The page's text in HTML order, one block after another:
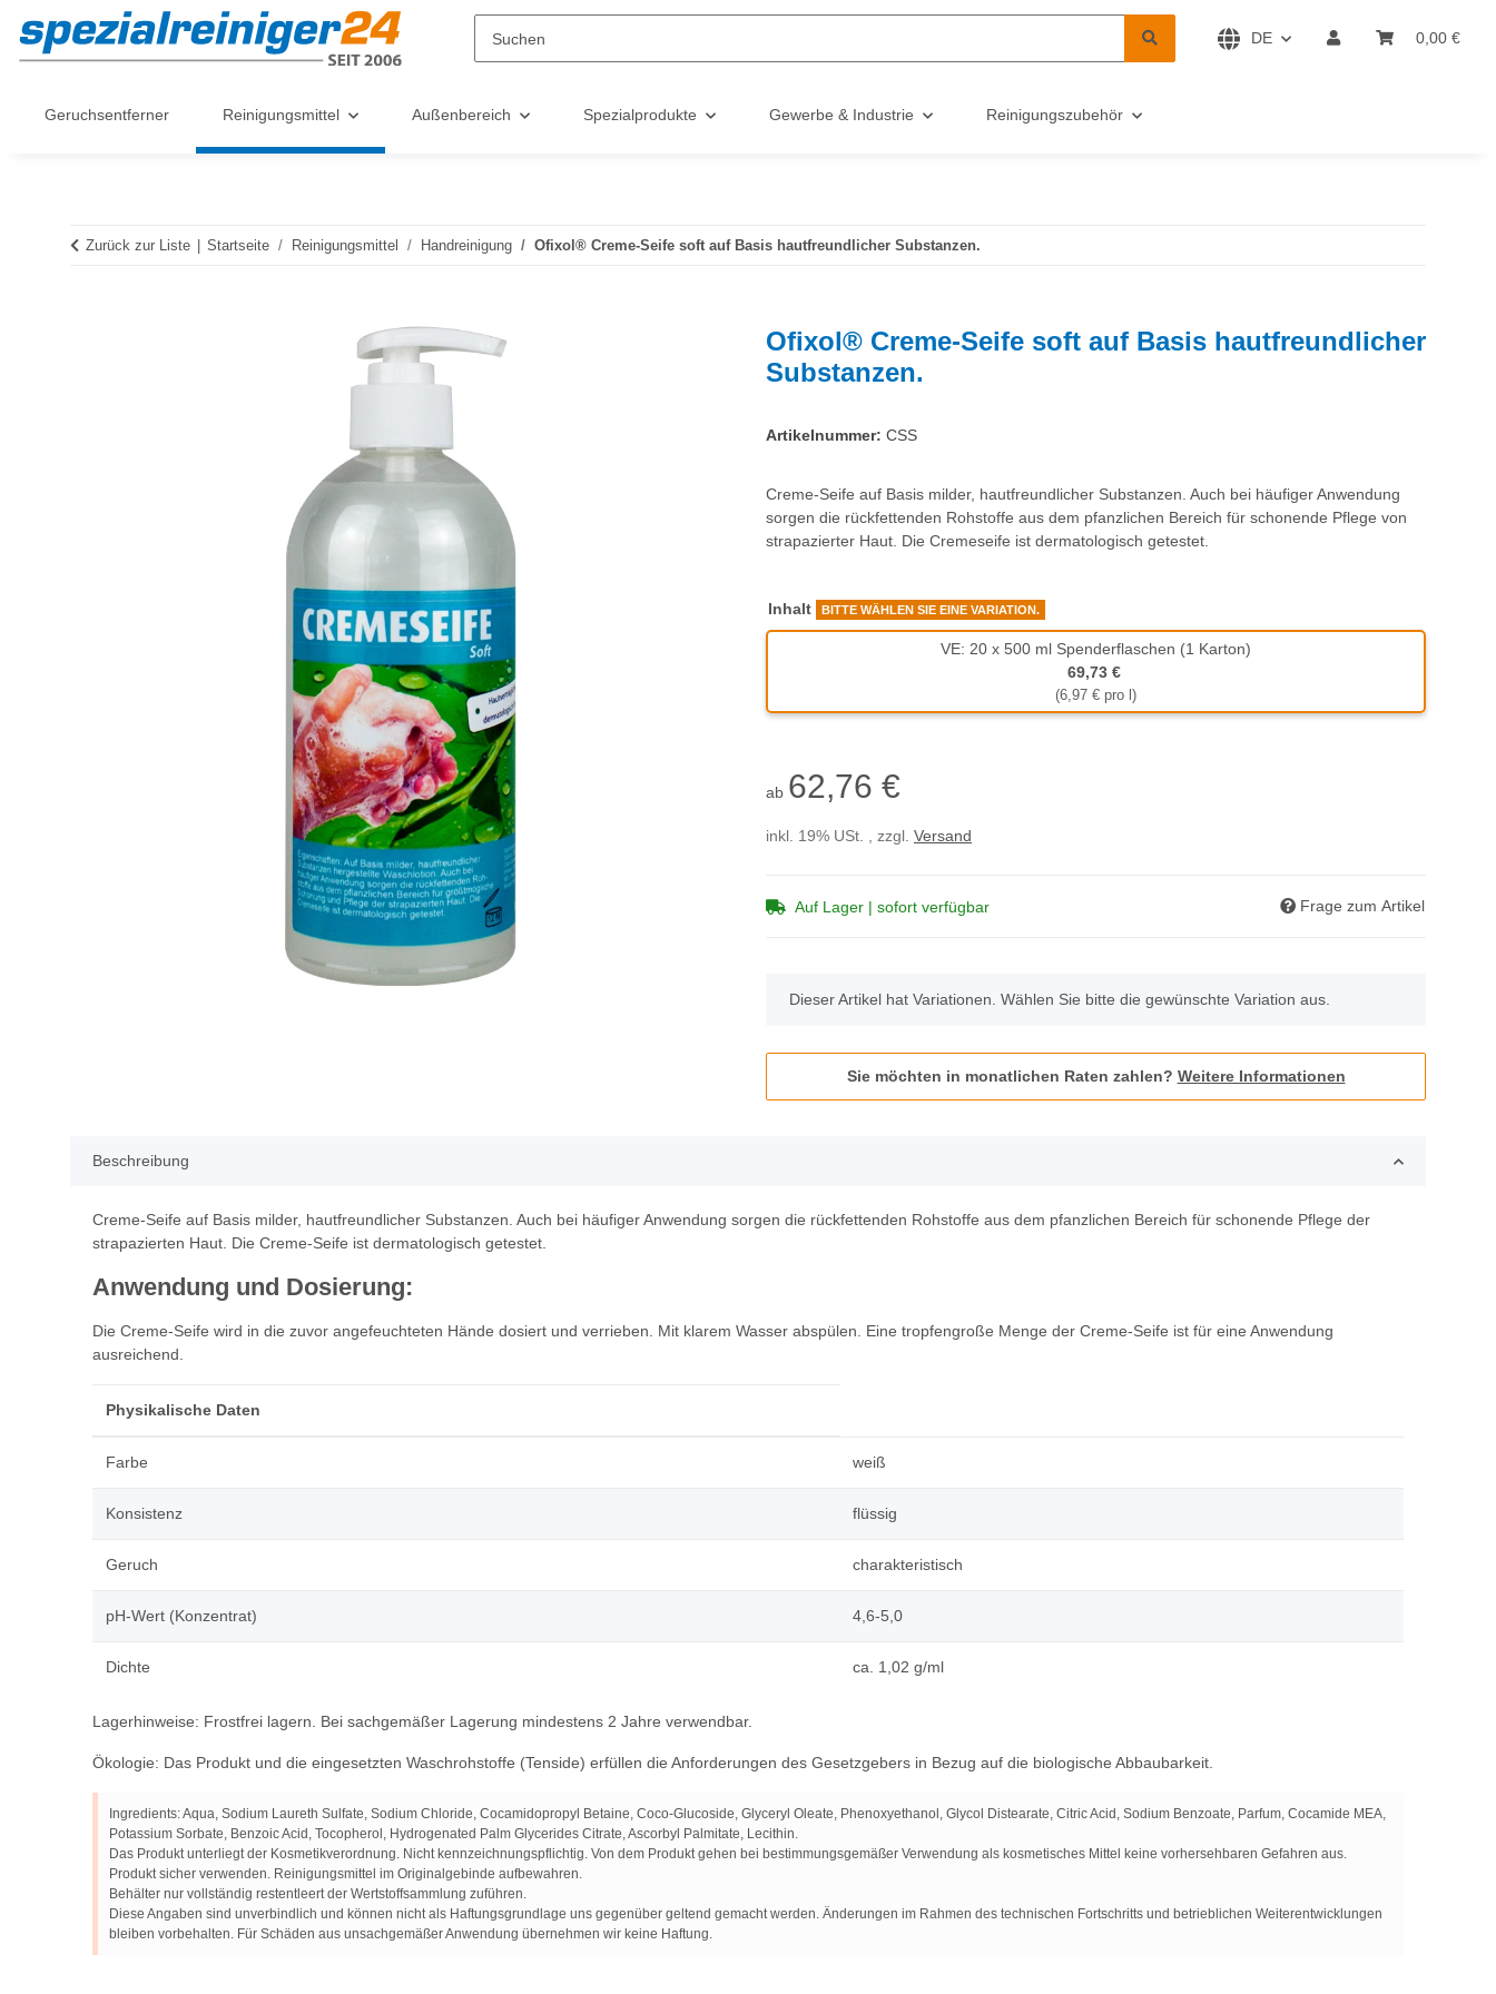
DE 0,00 €
Geruchsentferner Reinigungsmittel Außenbereich Spezialprodukte Gewerbe & Industrie Reinigungszubehör
Zurück zur Liste Startseite Reinigungsmittel Handreinigung Ofixol® Creme-Seife soft auf Basis hautfreundlicher Substanzen.
Ofixol® Creme-Seife soft auf Basis hautfreundlicher
Substanzen.
Artikelnummer: CSS
Creme-Seife auf Basis milder, hautfreundlicher Substanzen. Auch bei häufiger Anwendung
sorgen die rückfettenden Rohstoffe aus dem pfanzlichen Bereich für schonende Pflege von
strapazierter Haut. Die Cremeseife ist dermatologisch getestet.
Inhalt BITTE WÄHLEN SIE EINE VARIATION.
VE: 20 x 500 ml Spenderflaschen (1 Karton)
VE: 20 x 500 ml Spenderflaschen (1 Karton)
69,73 €
(6,97 € pro l)
ab 62,76 €
inkl. 19% USt. , zzgl. Versand
Auf Lager | sofort verfügbar Frage zum Artikel
x
Dieser Artikel hat Variationen. Wählen Sie bitte die gewünschte Variation aus.
Sie möchten in monatlichen Raten zahlen? Weitere Informationen
Beschreibung
Creme-Seife auf Basis milder, hautfreundlicher Substanzen. Auch bei häufiger Anwendung sorgen die rückfettenden Rohstoffe aus dem pfanzlichen Bereich für schonende Pflege der
strapazierten Haut. Die Creme-Seife ist dermatologisch getestet.
Anwendung und Dosierung:
Die Creme-Seife wird in die zuvor angefeuchteten Hände dosiert und verrieben. Mit klarem Wasser abspülen. Eine tropfengroße Menge der Creme-Seife ist für eine Anwendung
ausreichend.
Physikalische Daten
Farbe weiß
Konsistenz flüssig
Geruch charakteristisch
pH-Wert (Konzentrat) 4,6-5,0
Dichte ca. 1,02 g/ml
Lagerhinweise: Frostfrei lagern. Bei sachgemäßer Lagerung mindestens 2 Jahre verwendbar.
Ökologie: Das Produkt und die eingesetzten Waschrohstoffe (Tenside) erfüllen die Anforderungen des Gesetzgebers in Bezug auf die biologische Abbaubarkeit.
Ingredients: Aqua, Sodium Laureth Sulfate, Sodium Chloride, Cocamidopropyl Betaine, Coco-Glucoside, Glyceryl Oleate, Phenoxyethanol, Glycol Distearate, Citric Acid, Sodium Benzoate, Parfum, Cocamide MEA,
Potassium Sorbate, Benzoic Acid, Tocopherol, Hydrogenated Palm Glycerides Citrate, Ascorbyl Palmitate, Lecithin.
Das Produkt unterliegt der Kosmetikverordnung. Nicht kennzeichnungspflichtig. Von dem Produkt gehen bei bestimmungsgemäßer Verwendung als kosmetisches Mittel keine vorhersehbaren Gefahren aus.
Produkt sicher verwenden. Reinigungsmittel im Originalgebinde aufbewahren.
Behälter nur vollständig restentleert der Wertstoffsammlung zuführen.
Diese Angaben sind unverbindlich und können nicht als Haftungsgrundlage uns gegenüber geltend gemacht werden. Änderungen im Rahmen des technischen Fortschritts und betrieblichen Weiterentwicklungen
bleiben vorbehalten. Für Schäden aus unsachgemäßer Anwendung übernehmen wir keine Haftung.